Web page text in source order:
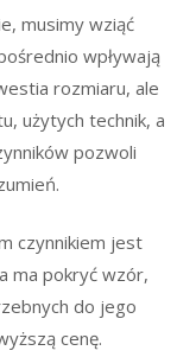
musimy wziąć
wpływają
rozmiaru, ale
użytych technik, a
pozwoli
czynnikiem jest
ma pokryć wzór,
do jego
cenę.